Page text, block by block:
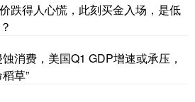
跌得人心慌，此刻买金入场，是低
消费，美国Q1 GDP增速或承压，
草”